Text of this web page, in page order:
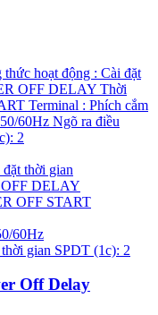
thời gian
OFF DELAY
OFF START
60Hz
gian SPDT (1c): 2
Off Delay